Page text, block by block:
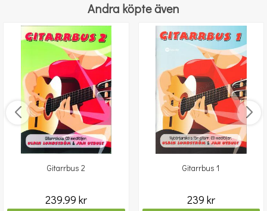
Andra köpte även
Gitarrbus 2
239.99 kr
Gitarrbus 1
239 kr